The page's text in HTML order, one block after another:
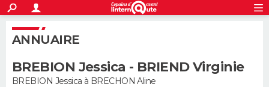
ACTUALITÉS
Politique
Société
Faits Divers
Education
Monde
Villes
+
SPORT
Coupe du monde 2026
Football
Tennis
Cyclisme
Rugby
Forum
CULTURE
S'inscrire
Connexion
ANNUAIRE
BREBION Jessica - BRIEND Virginie
BREBION Jessica à BRECHON Aline